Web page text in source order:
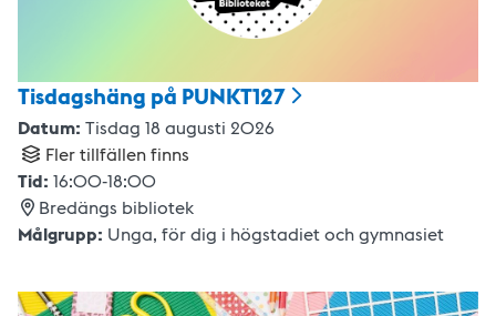
Tisdagshäng på PUNKT127
Datum: Tisdag 18 augusti 2026
Fler tillfällen finns
Tid: 16:00-18:00
Bredängs bibliotek
Målgrupp: Unga, för dig i högstadiet och gymnasiet